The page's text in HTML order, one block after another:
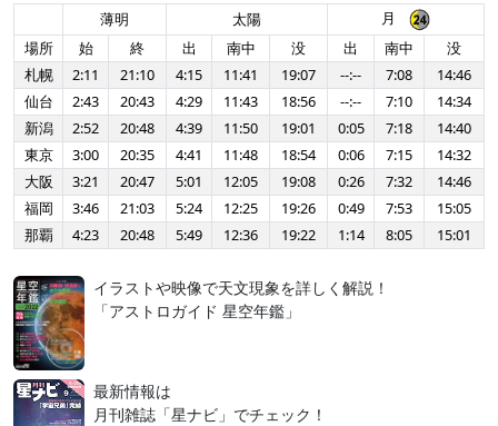
薄明 太陽
月
場所
始 終 出 南中 没 出 南中
没
札幌
2:11 21:10 4:15 11:41 19:07 --:-- 7:08
14:46
仙台
2:43 20:43 4:29 11:43 18:56 --:-- 7:10
14:34
新潟
2:52 20:48 4:39 11:50 19:01 0:05 7:18
14:40
東京
3:00 20:35 4:41 11:48 18:54 0:06 7:15
14:32
大阪
3:21 20:47 5:01 12:05 19:08 0:26 7:32
14:46
福岡
3:46 21:03 5:24 12:25 19:26 0:49 7:53
15:05
那覇
4:23 20:48 5:49 12:36 19:22 1:14 8:05 15:01
イラストや映像で天文現象を詳しく解説！
「アストロガイド 星空年鑑」
最新情報は
月刊雑誌「星ナビ」でチェック！